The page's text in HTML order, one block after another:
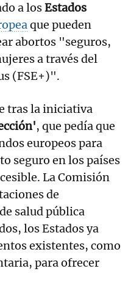
a losEstados
que pueden
abortos "seguros,
a través del
(FSE+)".
tras la iniciativa
, que pedía que
europeos para
seguro en los países
La Comisión
de
salud pública
los Estados ya
existentes, como
para ofrecer